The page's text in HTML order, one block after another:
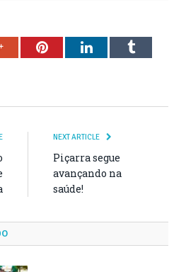
Google+PinterestLinkedInTumblr
NEXT ARTICLE
Piçarra segue
avançando na
saúde!